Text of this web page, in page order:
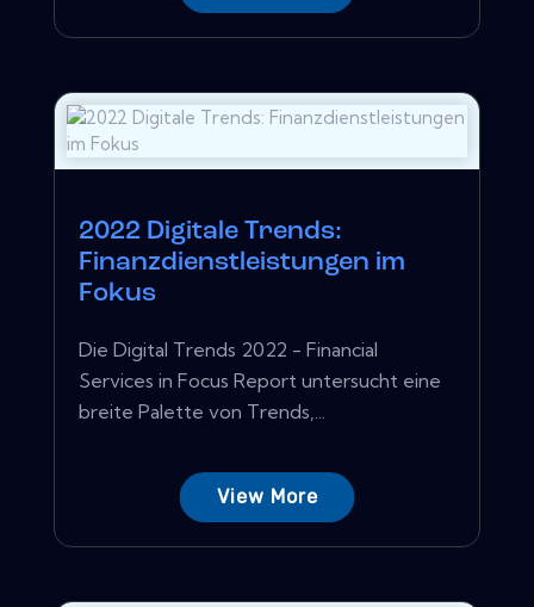
2022 Digitale Trends:
Finanzdienstleistungen im
Fokus
Die Digital Trends 2022 - Financial
Services in Focus Report untersucht eine
breite Palette von Trends,...
View More